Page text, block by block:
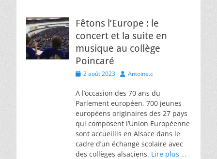
Fêtons l’Europe : le
concert et la suite en
musique au collège
Poincaré
Posted
2 août 2023 Author
Antoine.c
A l’occasion des 70 ans du
Parlement européen, 700 jeunes
européens originaires des 27 pays
qui composent l’Union Européenne
sont accueillis en Alsace dans le
cadre d’un échange scolaire avec
des collèges alsaciens. Lire plus …